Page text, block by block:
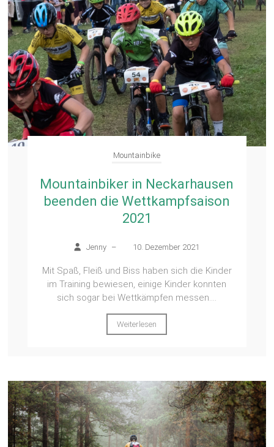
Mountainbike
Mountainbiker in Neckarhausen
beenden die Wettkampfsaison
2021
Jenny – 10. Dezember 2021
Mit Spaß, Fleiß und Biss haben sich die Kinder
im Training bewiesen, einige Kinder konnten
sich sogar bei Wettkämpfen messen....
Weiterlesen